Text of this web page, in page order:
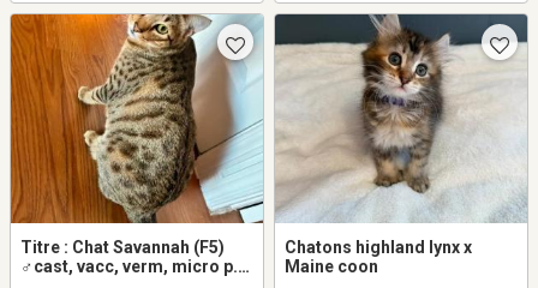
Titre : Chat Savannah (F5)
♂️cast, vacc, verm, micro p.
Chatons highland lynx x
Maine coon